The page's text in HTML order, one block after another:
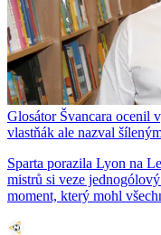
Glosátor Švancara ocenil
vlastňák ale nazval
Sparta porazila Lyon na
mistrů si veze
moment, který mohl